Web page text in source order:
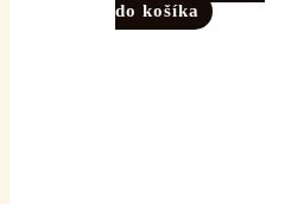
do košíka